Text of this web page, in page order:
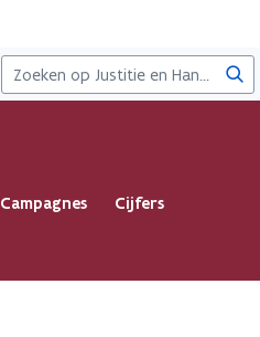
Campagnes Cijfers